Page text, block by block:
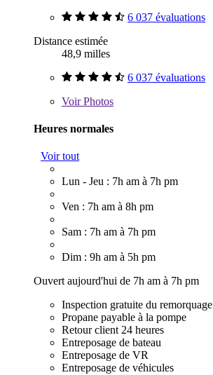
6 037 évaluations
Distance estimée
48,9 milles
6 037 évaluations
VoirPhotos
Heures normales
Voir tout
Lun - Jeu : 7h am à 7h pm
Ven : 7h am à 8h pm
Sam : 7h am à 7h pm
Dim : 9h am à 5h pm
Ouvert aujourd'hui de 7h am à 7h pm
Inspection gratuite du remorquage
Propane payable à la pompe
Retour client 24 heures
Entreposage de bateau
Entreposage de VR
Entreposage de véhicules